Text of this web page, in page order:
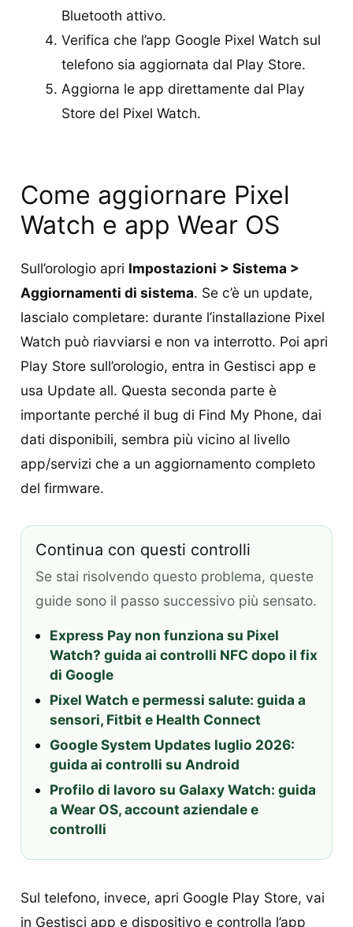
Bluetooth attivo.
Verifica che l’app Google Pixel Watch sul
telefono sia aggiornata dal Play Store.
Aggiorna le app direttamente dal Play
Store del Pixel Watch.
Come aggiornare Pixel
Watch e app Wear OS
Sull’orologio apri Impostazioni > Sistema >
Aggiornamenti di sistema. Se c’è un update,
lascialo completare: durante l’installazione Pixel
Watch può riavviarsi e non va interrotto. Poi apri
Play Store sull’orologio, entra in Gestisci app e
usa Update all. Questa seconda parte è
importante perché il bug di Find My Phone, dai
dati disponibili, sembra più vicino al livello
app/servizi che a un aggiornamento completo
del firmware.
Continua con questi controlli
Se stai risolvendo questo problema, queste
guide sono il passo successivo più sensato.
Express Pay non funziona su Pixel
Watch? guida ai controlli NFC dopo il fix
di Google
Pixel Watch e permessi salute: guida a
sensori, Fitbit e Health Connect
Google System Updates luglio 2026:
guida ai controlli su Android
Profilo di lavoro su Galaxy Watch: guida
a Wear OS, account aziendale e
controlli
Sul telefono, invece, apri Google Play Store, vai
in Gestisci app e dispositivo e controlla l’app